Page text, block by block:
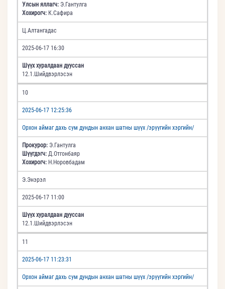
Улсын яллагч: Э.Гантулга
Хохирогч: К.Сафира
Ц.Алтангадас
2025-06-17 16:30
Шүүх хуралдаан дууссан
12.1.Шийдвэрлэсэн
10
2025-06-17 12:25:36
Орхон аймаг дахь сум дундын анхан шатны шүүх /эрүүгийн хэргийн/
Прокурор: Э.Гантулга
Шүүгдэгч: Д.Отгонбаяр
Хохирогч: Н.Норовбадам
Э.Энэрэл
2025-06-17 11:00
Шүүх хуралдаан дууссан
12.1.Шийдвэрлэсэн
11
2025-06-17 11:23:31
Орхон аймаг дахь сум дундын анхан шатны шүүх /эрүүгийн хэргийн/